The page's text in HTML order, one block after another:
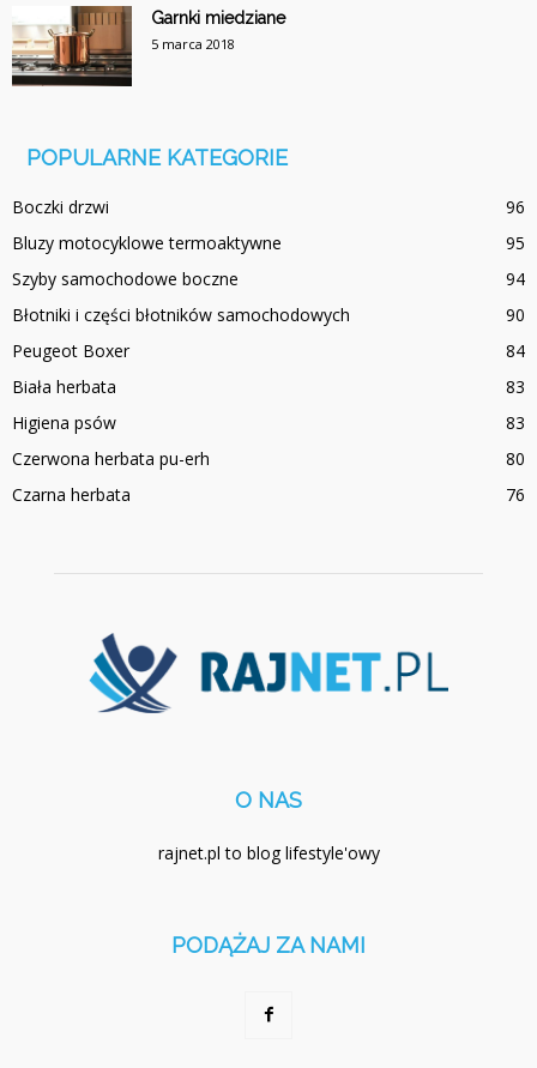
Garnki miedziane
5 marca 2018
POPULARNE KATEGORIE
Boczki drzwi
96
Bluzy motocyklowe termoaktywne
95
Szyby samochodowe boczne
94
Błotniki i części błotników samochodowych
90
Peugeot Boxer
84
Biała herbata
83
Higiena psów
83
Czerwona herbata pu-erh
80
Czarna herbata
76
O NAS
rajnet.pl to blog lifestyle'owy
PODĄŻAJ ZA NAMI